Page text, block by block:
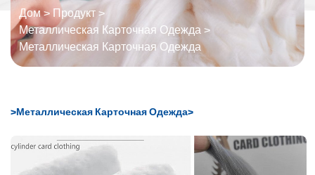
Дом
Продукт
Металлическая Карточная Одежда
Металлическая Карточная Одежда
>Металлическая Карточная Одежда>